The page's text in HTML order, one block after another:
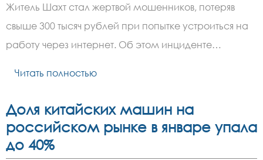
Шахт
потерял
320
тысяч
рублей
онлайн
Житель Шахт стал жертвой мошенников, потеряв
свыше 300 тысяч рублей при попытке устроиться на
работу через интернет. Об этом инциденте…
Читать полностью
Доля китайских машин на
российском рынке в январе упала
до 40%